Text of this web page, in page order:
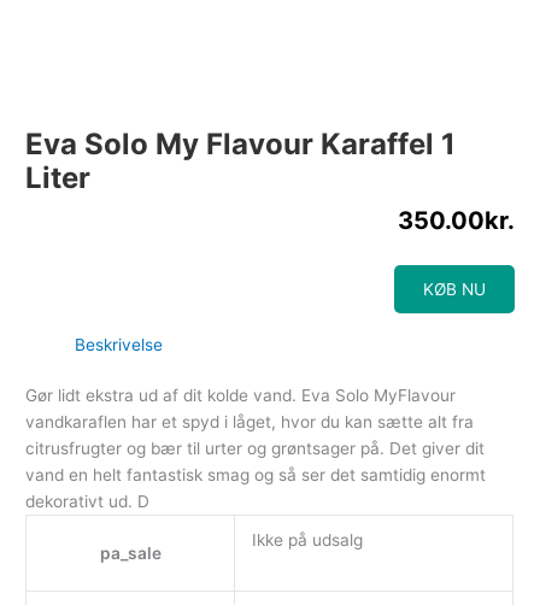
Eva Solo My Flavour Karaffel 1
Liter
350.00kr.
KØB NU
Beskrivelse
Gør lidt ekstra ud af dit kolde vand. Eva Solo MyFlavour
vandkaraflen har et spyd i låget, hvor du kan sætte alt fra
citrusfrugter og bær til urter og grøntsager på. Det giver dit
vand en helt fantastisk smag og så ser det samtidig enormt
dekorativt ud. D
pa_sale
Ikke på udsalg